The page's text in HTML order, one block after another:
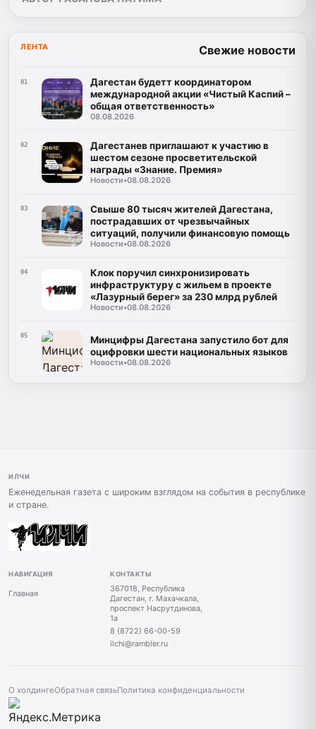
ЛЕНТА Свежие новости
01
Дагестан будетт координатором
международной акции «Чистый Каспий –
общая ответственность»
08.08.2026
02
Дагестанев приглашают к участию в
шестом сезоне просветительской
награды «Знание. Премия»
Новости•08.08.2026
03
Свыше 80 тысяч жителей Дагестана,
пострадавших от чрезвычайных
ситуаций, получили финансовую помощь
Новости•08.08.2026
04
Клок поручил синхронизировать
инфраструктуру с жильем в проекте
«Лазурный берег» за 230 млрд рублей
Новости•08.08.2026
05
Минцифры Дагестана запустило бот для
оцифровки шести национальных языков
Новости•08.08.2026
ИЛЧИ
Еженедельная газета с широким взглядом на события в республике
и стране.
НАВИГАЦИЯ
Главная
КОНТАКТЫ
367018, Республика
Дагестан, г. Махачкала,
проспект Насрутдинова,
1а
8 (8722) 66-00-59
ilchi@rambler.ru
О холдингеОбратная связьПолитика конфиденциальности